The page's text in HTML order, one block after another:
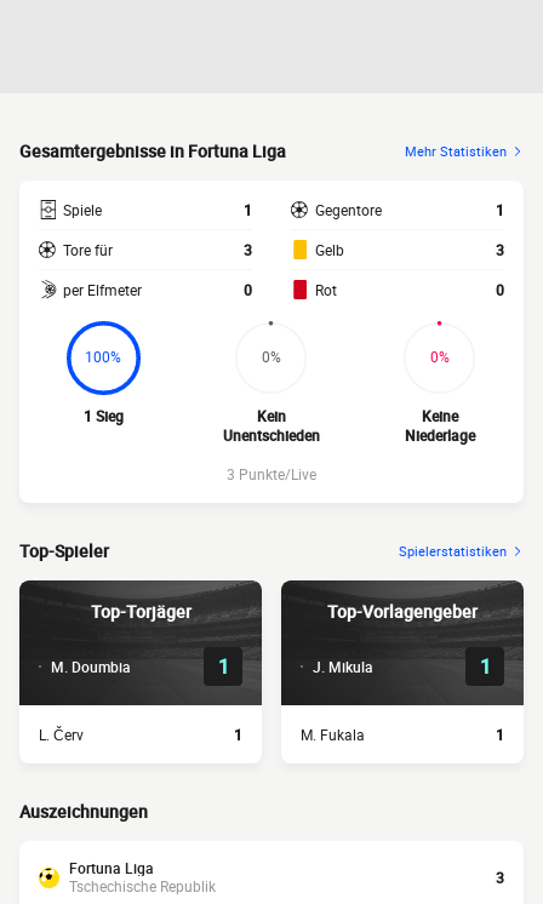
Gesamtergebnisse in Fortuna Liga Mehr Statistiken
Spiele 1
Tore für 3
per Elfmeter 0
Gegentore 1
Gelb 3
Rot 0
100%
1 Sieg
0%
Kein
Unentschieden
0%
Keine
Niederlage
3 Punkte/Live
Top-Spieler Spielerstatistiken
Top-Torjäger
M. Doumbia 1
L. Červ 1
Top-Vorlagengeber
J. Mikula 1
M. Fukala 1
Auszeichnungen
Fortuna Liga
Tschechische Republik
3